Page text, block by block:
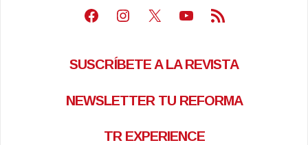
Facebook
Instagram
X Youtube
Feed RSS
SUSCRÍBETE A LA REVISTA
NEWSLETTER TU REFORMA
TR EXPERIENCE